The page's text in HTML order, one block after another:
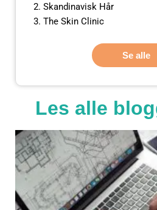
Skandinavisk Hår
The Skin Clinic
Se alle
Les alle